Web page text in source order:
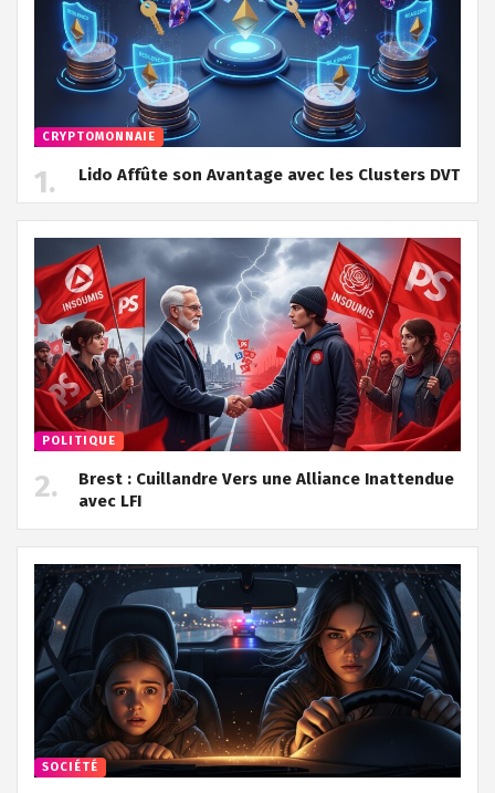
CRYPTOMONNAIE
Lido Affûte son Avantage avec les Clusters DVT
POLITIQUE
Brest : Cuillandre Vers une Alliance Inattendue
avec LFI
SOCIÉTÉ